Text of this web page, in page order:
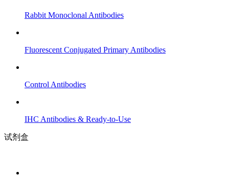
Rabbit Monoclonal Antibodies
Fluorescent Conjugated Primary Antibodies
Control Antibodies
IHC Antibodies & Ready-to-Use
试剂盒